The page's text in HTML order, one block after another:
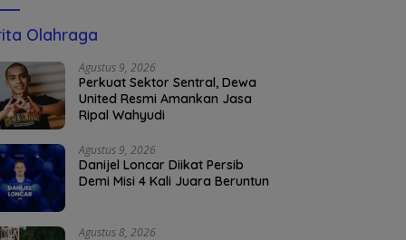
Olahraga
Agustus 9, 2026
Perkuat Sektor Sentral, Dewa
United Resmi Amankan Jasa
Ripal Wahyudi
Agustus 9, 2026
Danijel Loncar Diikat Persib
Demi Misi 4 Kali Juara Beruntun
Agustus 8, 2026